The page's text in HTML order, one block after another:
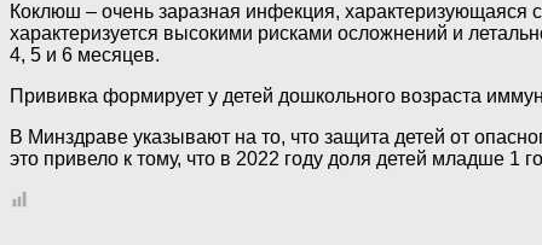
Коклюш – очень заразная инфекция,
характеризуется высокими рисками осложнений и
4, 5 и 6 месяцев.
Прививка формирует у детей дошкольного возраста
В Минздраве указывают на то, что защита детей от
это привело к тому, что в 2022 году доля детей младше